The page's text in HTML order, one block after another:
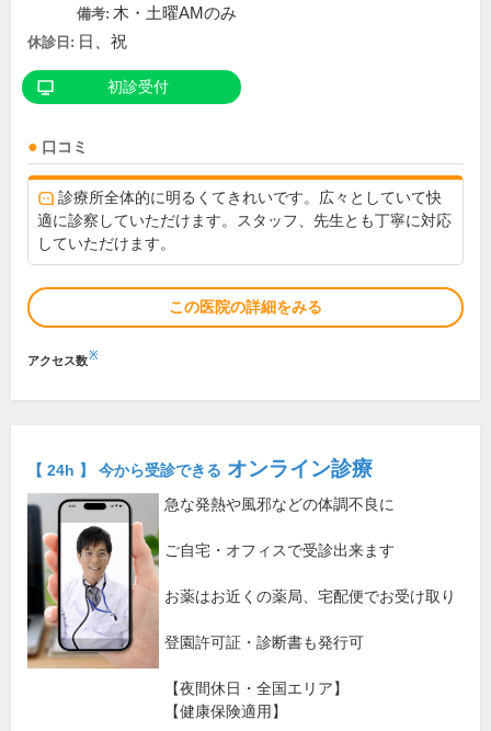
備考: 木・土曜AMのみ
休診日: 日、祝
初診受付
口コミ
診療所全体的に明るくてきれいです。広々としていて快
適に診察していただけます。スタッフ、先生とも丁寧に対応
していただけます。
この医院の詳細をみる
アクセス数※
【 24h 】 今から受診できる オンライン診療
急な発熱や風邪などの体調不良に
ご自宅・オフィスで受診出来ます
お薬はお近くの薬局、宅配便でお受け取り
登園許可証・診断書も発行可
【夜間休日・全国エリア】
【健康保険適用】